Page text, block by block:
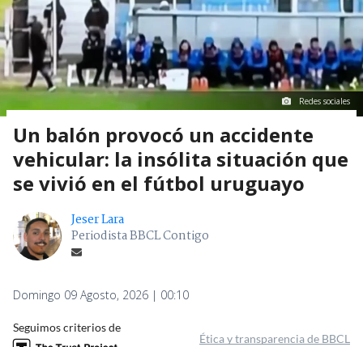
Redes sociales
Un balón provocó un accidente
vehicular: la insólita situación que
se vivió en el fútbol uruguayo
Jeser Lara
Periodista BBCL Contigo
Domingo 09 Agosto, 2026 | 00:10
Seguimos criterios de
Ética y transparencia de BBCL